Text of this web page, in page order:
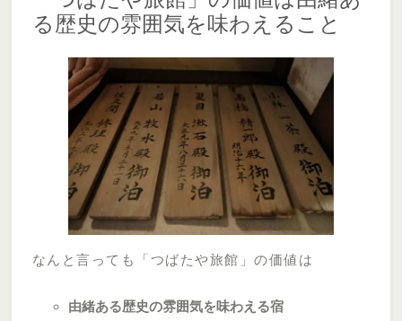
る歴史の雰囲気を味わえること
なんと言っても「つばたや旅館」の価値は
由緒ある歴史の雰囲気を味わえる宿